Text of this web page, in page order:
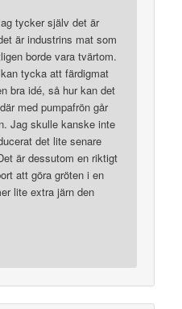
tycker själv det är
är industrins mat som
borde vara tvärtom.
tycka att färdigmat
bra idé, så hur kan det
med pumpafrön går
Jag skulle kanske inte
det lite senare
är dessutom en riktigt
att göra gröten i en
lite extra järn den